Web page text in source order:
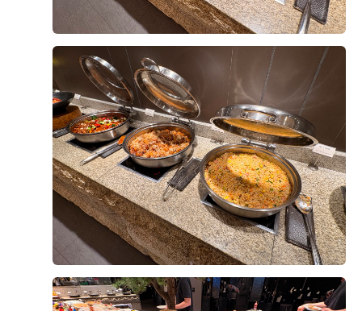
입장하면 바로 보이는 디저트 코너에요.
투어 때 '저희 디저트 맛집이에요~' 하고
자부심뿜뿜 하셨는데,
직접 와서 보니 왜 그렇게 말씀하셨는지
바로 알겠더라고요!
디저트 코너에 알록달록하게 세팅된
케이크랑 타르트를 보는데
너무 먹음직스러워서 밥 먹기도 전에
디저트부터 집어 올 뻔했어요 ??
샐러드 코너
디저트뿐만 아니라 샐러드 코너도
정말 완벽했어요!
채소들이 하나같이 다 아삭아삭 신선한 데다
색감이 알록달록 알차게 세팅되어 있더라고요.
드레싱 종류도 다양해서
음식은 한식, 중식, 양식 등 다양한 메뉴가 준비되어 있었
고 회, 초밥, 해산물, 샐러드, 즉석요리, 양갈비와 같은 인
기 메뉴들도 퀄리티가 좋았습니다. 특히 회와 초밥은 신
선도가 좋았고, 양갈비는 잡내 없이 부드러워 인상적이었
습니다. 샐러드와 과일 코너도 신선하게 관리되고 있었으
며 디저트 종류도 다양해 식사 후 마무리까지 만족스러웠
습니다.
무엇보다 부모님들께서 음식 맛이 좋고 종류도 다양하다
며 만족해하셔서 예비 신랑으로서 마음이 놓였습니다. 하
객분들께서도 충분히 만족하실 것 같다는 생각이 들었고,
결혼식 당일 소중한 분들께 좋은 식사를 대접할 수 있을
것 같아 더욱 기대가 됩니다. 시식을 통해 위더스웨딩홀
을 선택하길 잘했다는 생각이 들었고, 예식 당일이 기다
려지는 뜻깊은 시간이었습니다.
+8
후기가 도움이 되었나요?
이재훈, 김서현 2026-08-09 10명 읽음
결혼 준비를 시작하며 플래너님께 밝은 플라워 느낌의 홀
을 말씀드리고, 추천받은 대로 홀을 알아보기 시작했었습
니다. 평소 여자친구와 쇼핑을 할때도 여러 옷을 입어보
떤 홀에서 가장 돋보일 수 있을지 고민하던 찰나에 리스
더 보기